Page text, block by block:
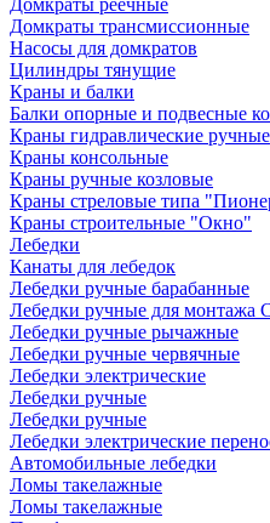
Домкраты реечные
Домкраты трансмиссионные
Насосы для домкратов
Цилиндры тянущие
Краны и балки
Балки опорные и подвесные
Краны гидравлические ручные
Краны консольные
Краны ручные козловые
Краны стреловые типа
Краны строительные "Окно"
Лебедки
Канаты для лебедок
Лебедки ручные барабанные
Лебедки ручные для монтажа
Лебедки ручные рычажные
Лебедки ручные червячные
Лебедки электрические
Лебедки ручные
Лебедки ручные
Лебедки электрические
Автомобильные лебедки
Ломы такелажные
Ломы такелажные